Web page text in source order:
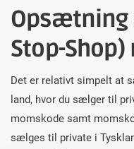
Opsætning
Stop-
Det er relativt simpelt at
land, hvor du sælger til
momskode samt
sælges til private i